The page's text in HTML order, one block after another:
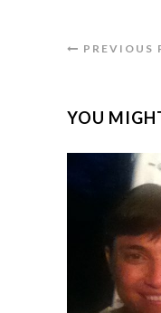
PREVIOUS
YOU